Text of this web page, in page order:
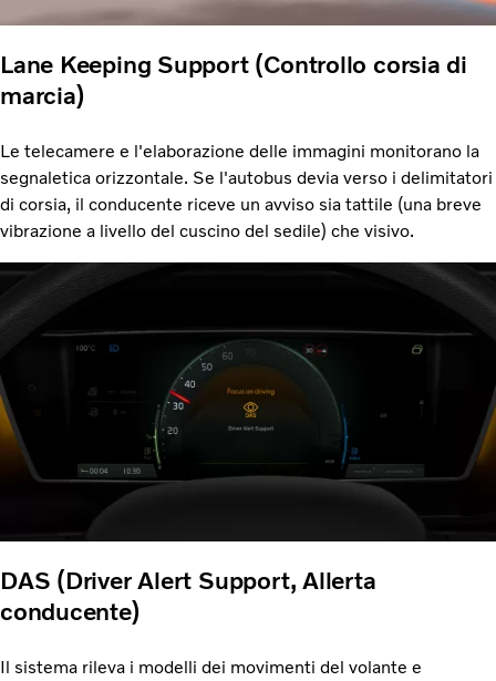
Lane Keeping Support (Controllo corsia di
marcia)
Le telecamere e l'elaborazione delle immagini monitorano la
segnaletica orizzontale. Se l'autobus devia verso i delimitatori
di corsia, il conducente riceve un avviso sia tattile (una breve
vibrazione a livello del cuscino del sedile) che visivo.
DAS (Driver Alert Support, Allerta
conducente)
Il sistema rileva i modelli dei movimenti del volante e